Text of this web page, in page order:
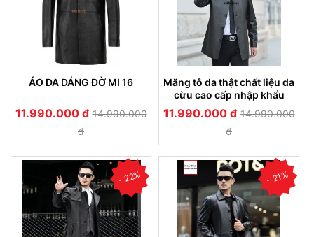
ÁO DA DÁNG ĐỜ MI 16
11.990.000 đ 14.990.000
đ
Măng tô da thật chất liệu da
cừu cao cấp nhập khẩu
(08)
11.990.000 đ 14.990.000
đ
- 22% - 21%